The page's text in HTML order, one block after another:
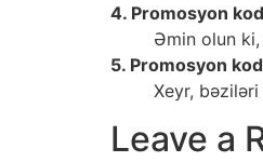
4. Promosyon
Əmin olun ki,
5. Promosyon
Xeyr,
Leave a